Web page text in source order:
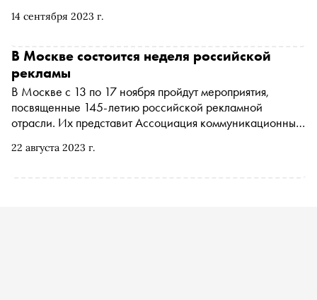
14 сентября 2023 г.
репутацию «Сноб» поговорил с основателем и
Денисом Лапшиновым
22 августа 2023 г.
В Москве состоится неделя российской
рекламы
В Москве с 13 по 17 ноября пройдут мероприятия,
посвященные 145-летию российской рекламной
отрасли. Их представит Ассоциация коммуникационных
ассоциациями АРИР и РАМУ